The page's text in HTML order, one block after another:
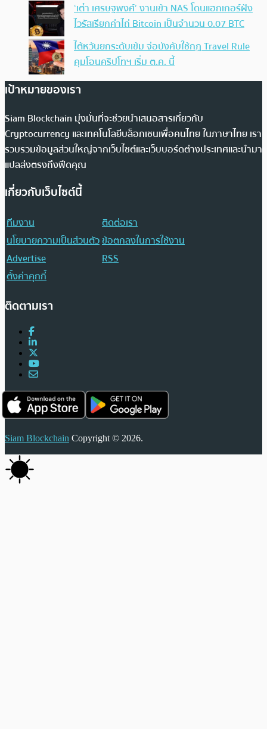
‘เต๋า เศรษฐพงศ์’ งานเข้า NAS โดนแฮกเกอร์ฝัง
ไวรัสเรียกค่าไถ่ Bitcoin เป็นจำนวน 0.07 BTC
ไต้หวันยกระดับเข้ม จ่อบังคับใช้กฏ Travel Rule
คุมโอนคริปโทฯ เริ่ม ต.ค. นี้
เป้าหมายของเรา
Siam Blockchain มุ่งมั่นที่จะช่วยนำเสนอสารเกี่ยวกับ
Cryptocurrency และเทคโนโลยีบล็อกเชนเพื่อคนไทย ในภาษาไทย เรา
รวบรวมข้อมูลส่วนใหญ่จากเว็บไซต์และเว็บบอร์ดต่างประเทศและนำมา
แปลส่งตรงถึงฟีดคุณ
เกี่ยวกับเว็บไซต์นี้
ทีมงาน
ติดต่อเรา
นโยบายความเป็นส่วนตัวข้อตกลงในการใช้งาน
Advertise
RSS
ตั้งค่าคุกกี้
ติดตามเรา
Siam Blockchain Copyright © 2026.